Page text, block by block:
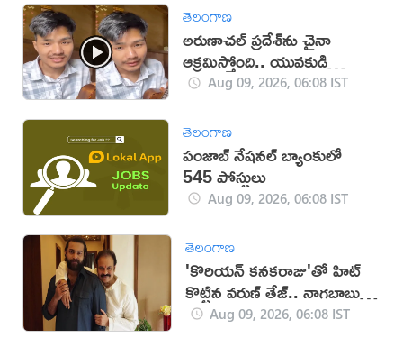
తెలంగాణ
అరుణాచల్‌ ప్రదేశ్‌ను చైనా
ఆక్రమిస్తోంది.. యువకుడి
వీడియో వైరల్
Aug 09, 2026, 06:08 IST
తెలంగాణ
పంజాబ్ నేషనల్ బ్యాంకులో
545 పోస్టులు
Aug 09, 2026, 06:08 IST
తెలంగాణ
'కొరియన్ కనకరాజు'తో హిట్
కొట్టిన వరుణ్ తేజ్.. నాగబాబు
ఎమోషనల్ పోస్ట్
Aug 09, 2026, 06:08 IST